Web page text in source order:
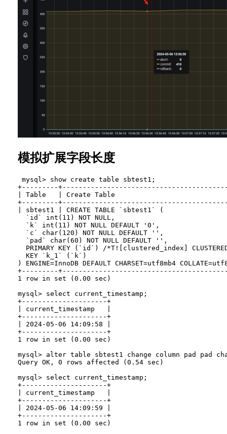
模拟扩展字段长度
mysql> show create table sbtest1;
+---------
| Table   | Create Table
+---------
| sbtest1 | CREATE TABLE `sbtest1` (
  `id` int(11) NOT NULL,
  `k` int(11) NOT NULL DEFAULT '0',
  `c` char(120) NOT NULL DEFAULT '',
  `pad` char(60) NOT NULL DEFAULT '',
PRIMARY KEY (`id`) /*T![clustered_index]
  KEY `k_1` (`k`)
) ENGINE=InnoDB DEFAULT CHARSET=utf8mb4
+---------
1 row in set (0.00 sec)
mysql> select current_timestamp;
+---------------------+
| current_timestamp   |
+---------------------+
| 2024-05-06 14:09:58 |
+---------------------+
1 row in set (0.00 sec)
mysql> alter table sbtest1 change column pad pad
Query OK, 0 rows affected (0.54 sec)
mysql> select current_timestamp;
+---------------------+
| current_timestamp   |
+---------------------+
| 2024-05-06 14:09:59 |
+---------------------+
1 row in set (0.00 sec)